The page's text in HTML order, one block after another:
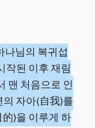
나님의 복귀섭
작된 이후 재림
맨 처음으로 인
자아(自我)를
)을 이루게 하